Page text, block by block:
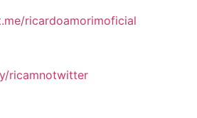
ricardoamorimoficial
ricamnotwitter